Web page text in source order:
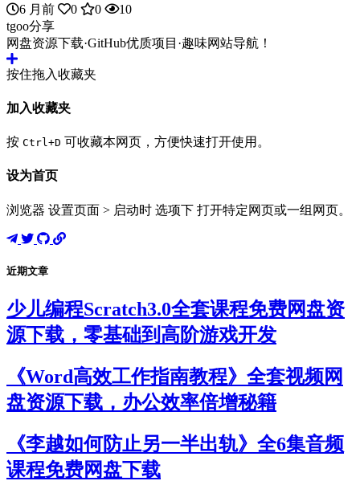
6 月前
0 0
10
tgoo分享
网盘资源下载·GitHub优质项目·趣味网站导航！
按住拖入收藏夹
加入收藏夹
按 Ctrl+D 可收藏本网页，方便快速打开使用。
设为首页
浏览器 设置页面 > 启动时 选项下 打开特定网页或一组网页。
近期文章
少儿编程Scratch3.0全套课程免费网盘资
源下载，零基础到高阶游戏开发
《Word高效工作指南教程》全套视频网
盘资源下载，办公效率倍增秘籍
《李越如何防止另一半出轨》全6集音频
课程免费网盘下载